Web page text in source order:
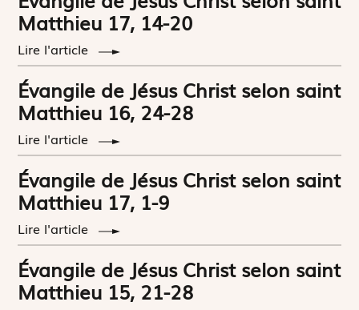
Matthieu 17, 14-20
Lire l'article
Évangile de Jésus Christ selon saint
Matthieu 16, 24-28
Lire l'article
Évangile de Jésus Christ selon saint
Matthieu 17, 1-9
Lire l'article
Évangile de Jésus Christ selon saint
Matthieu 15, 21-28